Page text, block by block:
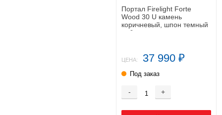
Портал Firelight Forte
Wood 30 U камень
коричневый, шпон темный
дуб
ЦЕНА: 37 990 ₽
Под заказ
- +